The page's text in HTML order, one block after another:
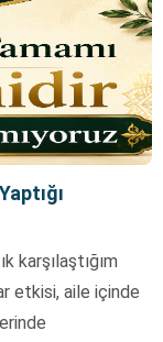
karşılaştığım
etkisi, aile içinde